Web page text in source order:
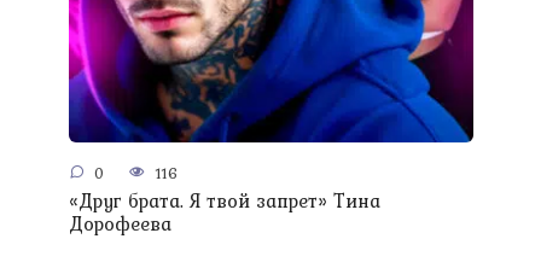
0 116
«Друг брата. Я твой запрет» Тина
Дорофеева